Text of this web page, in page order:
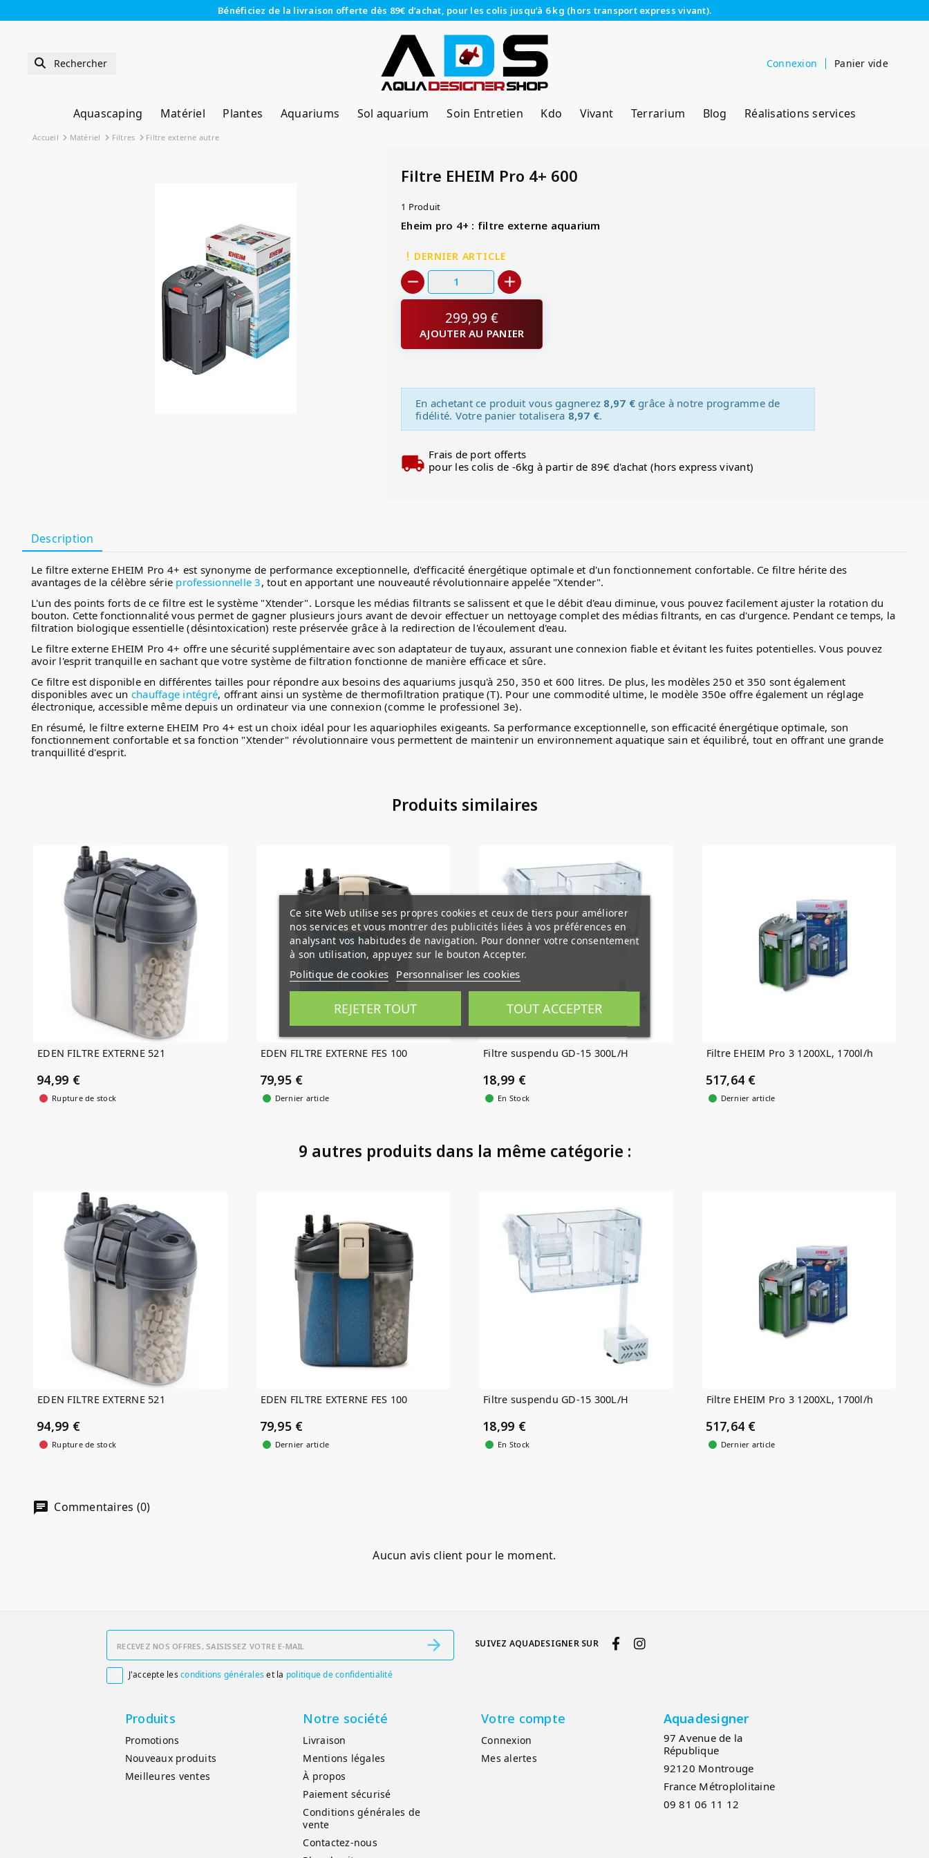
Bénéficiez de la livraison offerte dès 89€ d’achat, pour les colis jusqu’à 6 kg (hors transport express vivant).
Connexion Panier vide
Aquascaping Matériel Plantes Aquariums Sol aquarium Soin Entretien Kdo Vivant Terrarium Blog Réalisations services
Accueil Matériel Filtres Filtre externe autre
Filtre EHEIM Pro 4+ 600
1 Produit
Eheim pro 4+ : filtre externe aquarium
DERNIER ARTICLE
299,99 €
AJOUTER AU PANIER
En achetant ce produit vous gagnerez 8,97 €grâce à notre programme de
fidélité. Votre panier totalisera 8,97 €.
Frais de port offerts
pour les colis de -6kg à partir de 89€ d'achat (hors express vivant)
Description
Le filtre externe EHEIM Pro 4+ est synonyme de performance exceptionnelle, d'efficacité énergétique optimale et d'un fonctionnement confortable. Ce filtre hérite des
avantages de la célèbre série professionnelle 3, tout en apportant une nouveauté révolutionnaire appelée "Xtender".
L'un des points forts de ce filtre est le système "Xtender". Lorsque les médias filtrants se salissent et que le débit d'eau diminue, vous pouvez facilement ajuster la rotation du
bouton. Cette fonctionnalité vous permet de gagner plusieurs jours avant de devoir effectuer un nettoyage complet des médias filtrants, en cas d'urgence. Pendant ce temps, la
filtration biologique essentielle (désintoxication) reste préservée grâce à la redirection de l'écoulement d'eau.
Le filtre externe EHEIM Pro 4+ offre une sécurité supplémentaire avec son adaptateur de tuyaux, assurant une connexion fiable et évitant les fuites potentielles. Vous pouvez
avoir l'esprit tranquille en sachant que votre système de filtration fonctionne de manière efficace et sûre.
Ce filtre est disponible en différentes tailles pour répondre aux besoins des aquariums jusqu'à 250, 350 et 600 litres. De plus, les modèles 250 et 350 sont également
disponibles avec un chauffage intégré, offrant ainsi un système de thermofiltration pratique (T). Pour une commodité ultime, le modèle 350e offre également un réglage
électronique, accessible même depuis un ordinateur via une connexion (comme le professionel 3e).
En résumé, le filtre externe EHEIM Pro 4+ est un choix idéal pour les aquariophiles exigeants. Sa performance exceptionnelle, son efficacité énergétique optimale, son
fonctionnement confortable et sa fonction "Xtender" révolutionnaire vous permettent de maintenir un environnement aquatique sain et équilibré, tout en offrant une grande
tranquillité d'esprit.
Produits similaires
EDEN FILTRE EXTERNE 521
94,99 €
Rupture de stock
EDEN FILTRE EXTERNE FES 100
79,95 €
Dernier article
Filtre suspendu GD-15 300L/H
18,99 €
En Stock
Filtre EHEIM Pro 3 1200XL, 1700l/h
517,64 €
Dernier article
9 autres produits dans la même catégorie :
EDEN FILTRE EXTERNE 521
94,99 €
Rupture de stock
EDEN FILTRE EXTERNE FES 100
79,95 €
Dernier article
Filtre suspendu GD-15 300L/H
18,99 €
En Stock
Filtre EHEIM Pro 3 1200XL, 1700l/h
517,64 €
Dernier article
Commentaires (0)
Aucun avis client pour le moment.
J'accepte lesconditions généraleset la politique de confidentialité
SUIVEZ AQUADESIGNER SUR
Produits
Promotions
Nouveaux produits
Meilleures ventes
Notre société
Livraison
Mentions légales
À propos
Paiement sécurisé
Conditions générales de
vente
Contactez-nous
Votre compte
Connexion
Mes alertes
Aquadesigner
97 Avenue de la
République
92120 Montrouge
France Métroplolitaine
09 81 06 11 12
Ce site Web utilise ses propres cookies et ceux de tiers pour améliorer
nos services et vous montrer des publicités liées à vos préférences en
analysant vos habitudes de navigation. Pour donner votre consentement
à son utilisation, appuyez sur le bouton Accepter.
Politique de cookies Personnaliser les cookies
REJETER TOUT TOUT ACCEPTER